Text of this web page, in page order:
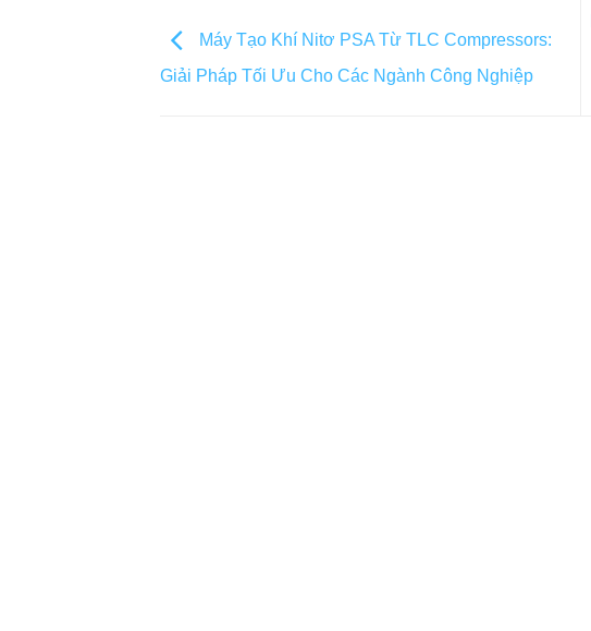
Máy Tạo Khí Nitơ PSA Từ TLC Compressors:
Giải Pháp Tối Ưu Cho Các Ngành Công Nghiệp